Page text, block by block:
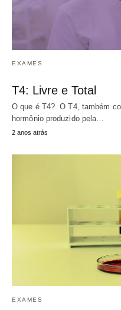
EXAMES
T4: Livre e Total
O que é T4? O T4, também
hormônio produzido pela…
2 anos atrás
EXAMES